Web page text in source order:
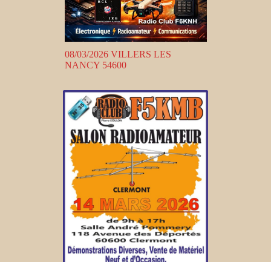
08/03/2026 VILLERS LES
NANCY 54600